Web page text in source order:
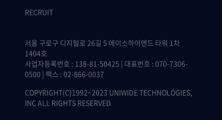
RECRUIT
서울 구로구 디지털로 26길 5 에이스하이엔드 타워 1차
1404호
사업자등록번호 : 138-81-50425 | 대표번호 : 070-7306-
0500 | 팩스 : 02-866-0037
COPYRIGHT(C)1992~2023 UNIWIDE TECHNOLOGIES,
INC ALL RIGHTS RESERVED